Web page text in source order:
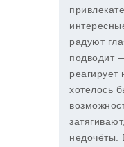
радуют
подводит
реагирует
хотелось
недочёты.